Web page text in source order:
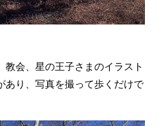
会、星の王子さまのイラスト
あり、写真を撮って歩くだけで